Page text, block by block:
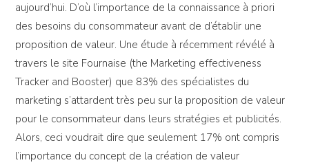
aujourd’hui. D’où l’importance de la connaissance à priori
des besoins du consommateur avant de d’établir une
proposition de valeur. Une étude à récemment révélé à
travers le site Fournaise (the Marketing effectiveness
Tracker and Booster) que 83% des spécialistes du
marketing s’attardent très peu sur la proposition de valeur
pour le consommateur dans leurs stratégies et publicités.
Alors, ceci voudrait dire que seulement 17% ont compris
l’importance du concept de la création de valeur